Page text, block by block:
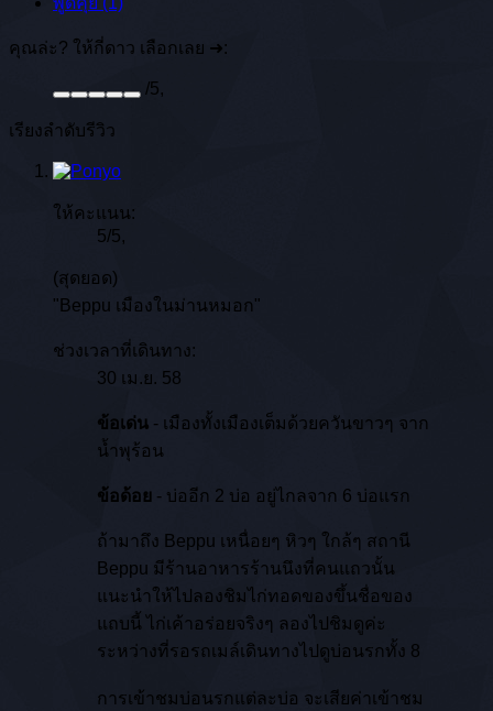
คุณล่ะ? ให้กี่ดาว เลือกเลย ➜:
/5,
เรียงลำดับรีวิว
ให้คะแนน:
5/5,
(สุดยอด)
"Beppu เมืองในม่านหมอก"
ช่วงเวลาที่เดินทาง:
30 เม.ย. 58
ข้อเด่น - เมืองทั้งเมืองเต็มด้วยควันขาวๆ จาก
น้ำพุร้อน
ข้อด้อย - บ่ออีก 2 บ่อ อยู่ไกลจาก 6 บ่อแรก
ถ้ามาถึง Beppu เหนื่อยๆ หิวๆ ใกล้ๆ สถานี
Beppu มีร้านอาหารร้านนึงที่คนแถวนั้น
แนะนำให้ไปลองชิมไก่ทอดของขึ้นชื่อของ
แถบนี้ ไก่เค้าอร่อยจริงๆ ลองไปชิมดูค่ะ
ระหว่างที่รอรถเมล์เดินทางไปดูบ่อนรกทั้ง 8
การเข้าชมบ่อนรกแต่ละบ่อ จะเสียค่าเข้าชม